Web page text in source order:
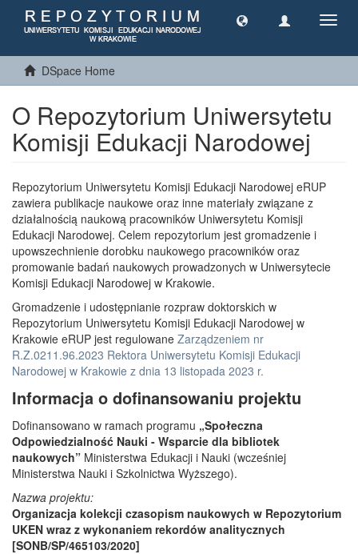
DSpace Home
O Repozytorium Uniwersytetu
Komisji Edukacji Narodowej
Repozytorium Uniwersytetu Komisji Edukacji Narodowej eRUP
zawiera publikacje naukowe oraz inne materiały związane z
działalnością naukową pracowników Uniwersytetu Komisji
Edukacji Narodowej. Celem repozytorium jest gromadzenie i
upowszechnienie dorobku naukowego pracowników oraz
promowanie badań naukowych prowadzonych w Uniwersytecie
Komisji Edukacji Narodowej w Krakowie.
Gromadzenie i udostępnianie rozpraw doktorskich w
Repozytorium Uniwersytetu Komisji Edukacji Narodowej w
Krakowie eRUP jest regulowane Zarządzeniem nr
R.Z.0211.96.2023 Rektora Uniwersytetu Komisji Edukacji
Narodowej w Krakowie z dnia 13 listopada 2023 r.
Informacja o dofinansowaniu projektu
Dofinansowano w ramach programu „Społeczna
Odpowiedzialność Nauki - Wsparcie dla bibliotek
naukowych” Ministerstwa Edukacji i Nauki (wcześniej
Ministerstwa Nauki i Szkolnictwa Wyższego).
Nazwa projektu:
Organizacja kolekcji czasopism naukowych w Repozytorium
UKEN wraz z wykonaniem rekordów analitycznych
[SONB/SP/465103/2020]